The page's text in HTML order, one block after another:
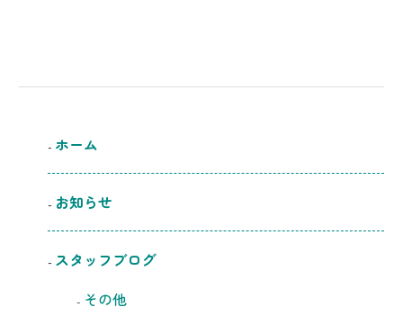
ホーム
お知らせ
スタッフブログ
その他